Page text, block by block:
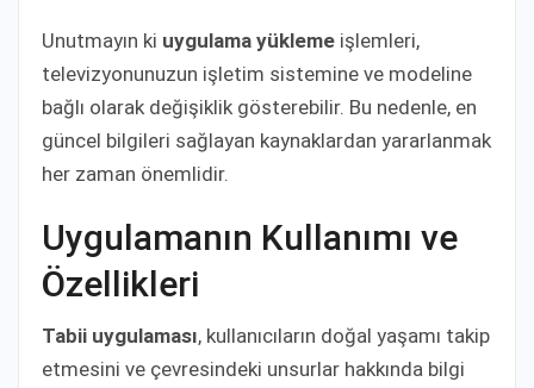
Unutmayın ki uygulama yükleme işlemleri,
televizyonunuzun işletim sistemine ve modeline
bağlı olarak değişiklik gösterebilir. Bu nedenle, en
güncel bilgileri sağlayan kaynaklardan yararlanmak
her zaman önemlidir.
Uygulamanın Kullanımı ve
Özellikleri
Tabii uygulaması, kullanıcıların doğal yaşamı takip
etmesini ve çevresindeki unsurlar hakkında bilgi